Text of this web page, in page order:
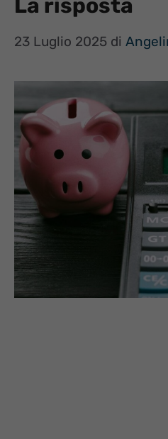
La risposta
23 Luglio 2025 di